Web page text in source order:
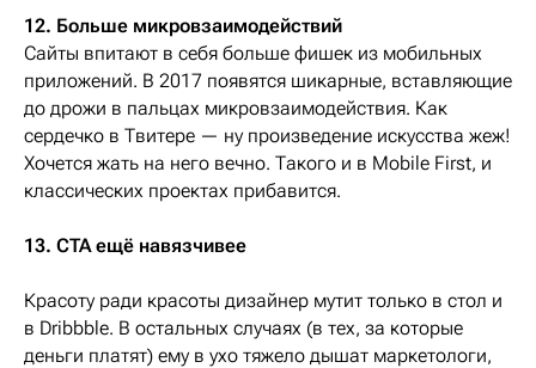
12. Больше микровзаимодействий
Сайты впитают в себя больше фишек из мобильных
приложений. В 2017 появятся шикарные, вставляющие
до дрожи в пальцах микровзаимодействия. Как
сердечко в Твитере — ну произведение искусства жеж!
Хочется жать на него вечно. Такого и в Mobile First, и
классических проектах прибавится.
13. CTA ещё навязчивее
Красоту ради красоты дизайнер мутит только в стол и
в Dribbble. В остальных случаях (в тех, за которые
деньги платят) ему в ухо тяжело дышат маркетологи,